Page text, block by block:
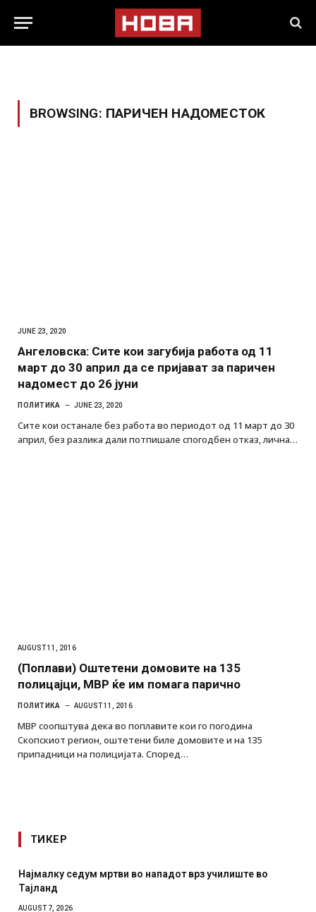
BROWSING: ПАРИЧЕН НАДОМЕСТОК
JUNE 23, 2020
Ангеловска: Сите кои загубија работа од 11
март до 30 април да се пријават за паричен
надомест до 26 јуни
ПОЛИТИКА JUNE 23, 2020
Сите кои останале без работа во периодот од 11 март до 30
април, без разлика дали потпишале спогодбен отказ, лична…
AUGUST 11, 2016
(Поплави) Оштетени домовите на 135
полицајци, МВР ќе им помага парично
ПОЛИТИКА AUGUST 11, 2016
МВР соопштува дека во поплавите кои го погодина
Скопскиот регион, оштетени биле домовите и на 135
припадници на полицијата. Според…
ТИКЕР
Најмалку седум мртви во нападот врз училиште во
Тајланд
AUGUST 7, 2026